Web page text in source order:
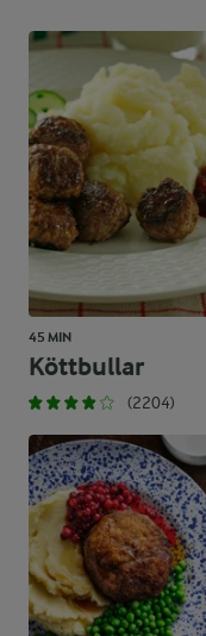
45 MIN
Köttbullar
(2204)